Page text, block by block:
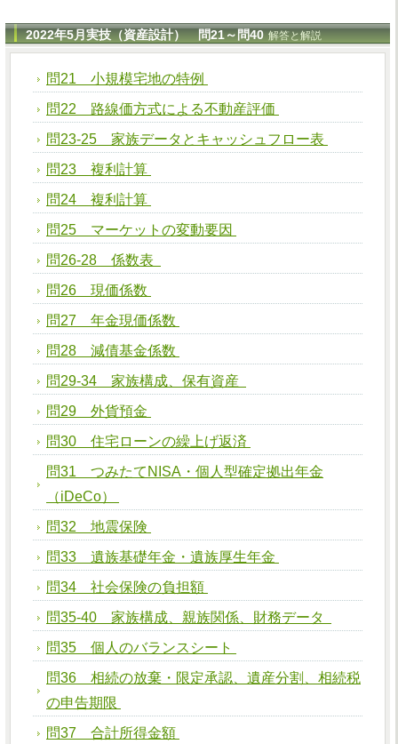
2022年5月実技（資産設計） 問21～問40 解答と解説
問21 小規模宅地の特例
問22 路線価方式による不動産評価
問23-25 家族データとキャッシュフロー表
問23 複利計算
問24 複利計算
問25 マーケットの変動要因
問26-28 係数表
問26 現価係数
問27 年金現価係数
問28 減債基金係数
問29-34 家族構成、保有資産
問29 外貨預金
問30 住宅ローンの繰上げ返済
問31 つみたてNISA・個人型確定拠出年金
（iDeCo）
問32 地震保険
問33 遺族基礎年金・遺族厚生年金
問34 社会保険の負担額
問35-40 家族構成、親族関係、財務データ
問35 個人のバランスシート
問36 相続の放棄・限定承認、遺産分割、相続税
の申告期限
問37 合計所得金額